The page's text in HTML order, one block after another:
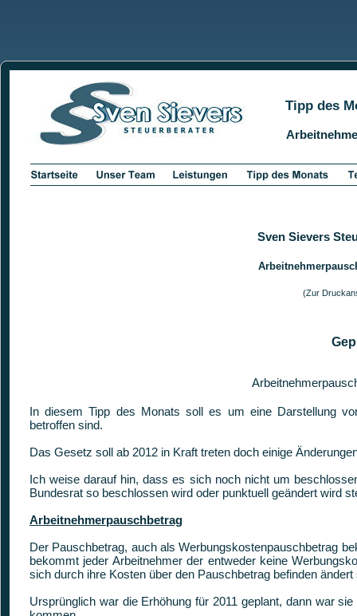
Tipp des
Sven Sievers
(Zur
In diesem Tipp des Monats soll es um eine Darstellung
betroffen sind.
Das Gesetz soll ab 2012 in Kraft treten doch einige
Ich weise darauf hin, dass es sich noch nicht um
Bundesrat so beschlossen wird oder punktuell geändert wird
Arbeitnehmerpauschbetrag
Der Pauschbetrag, auch als Werbungskostenpauschbetrag
bekommt jeder Arbeitnehmer der entweder keine
sich durch ihre Kosten über den Pauschbetrag befinden
Ursprünglich war die Erhöhung für 2011 geplant, dann war